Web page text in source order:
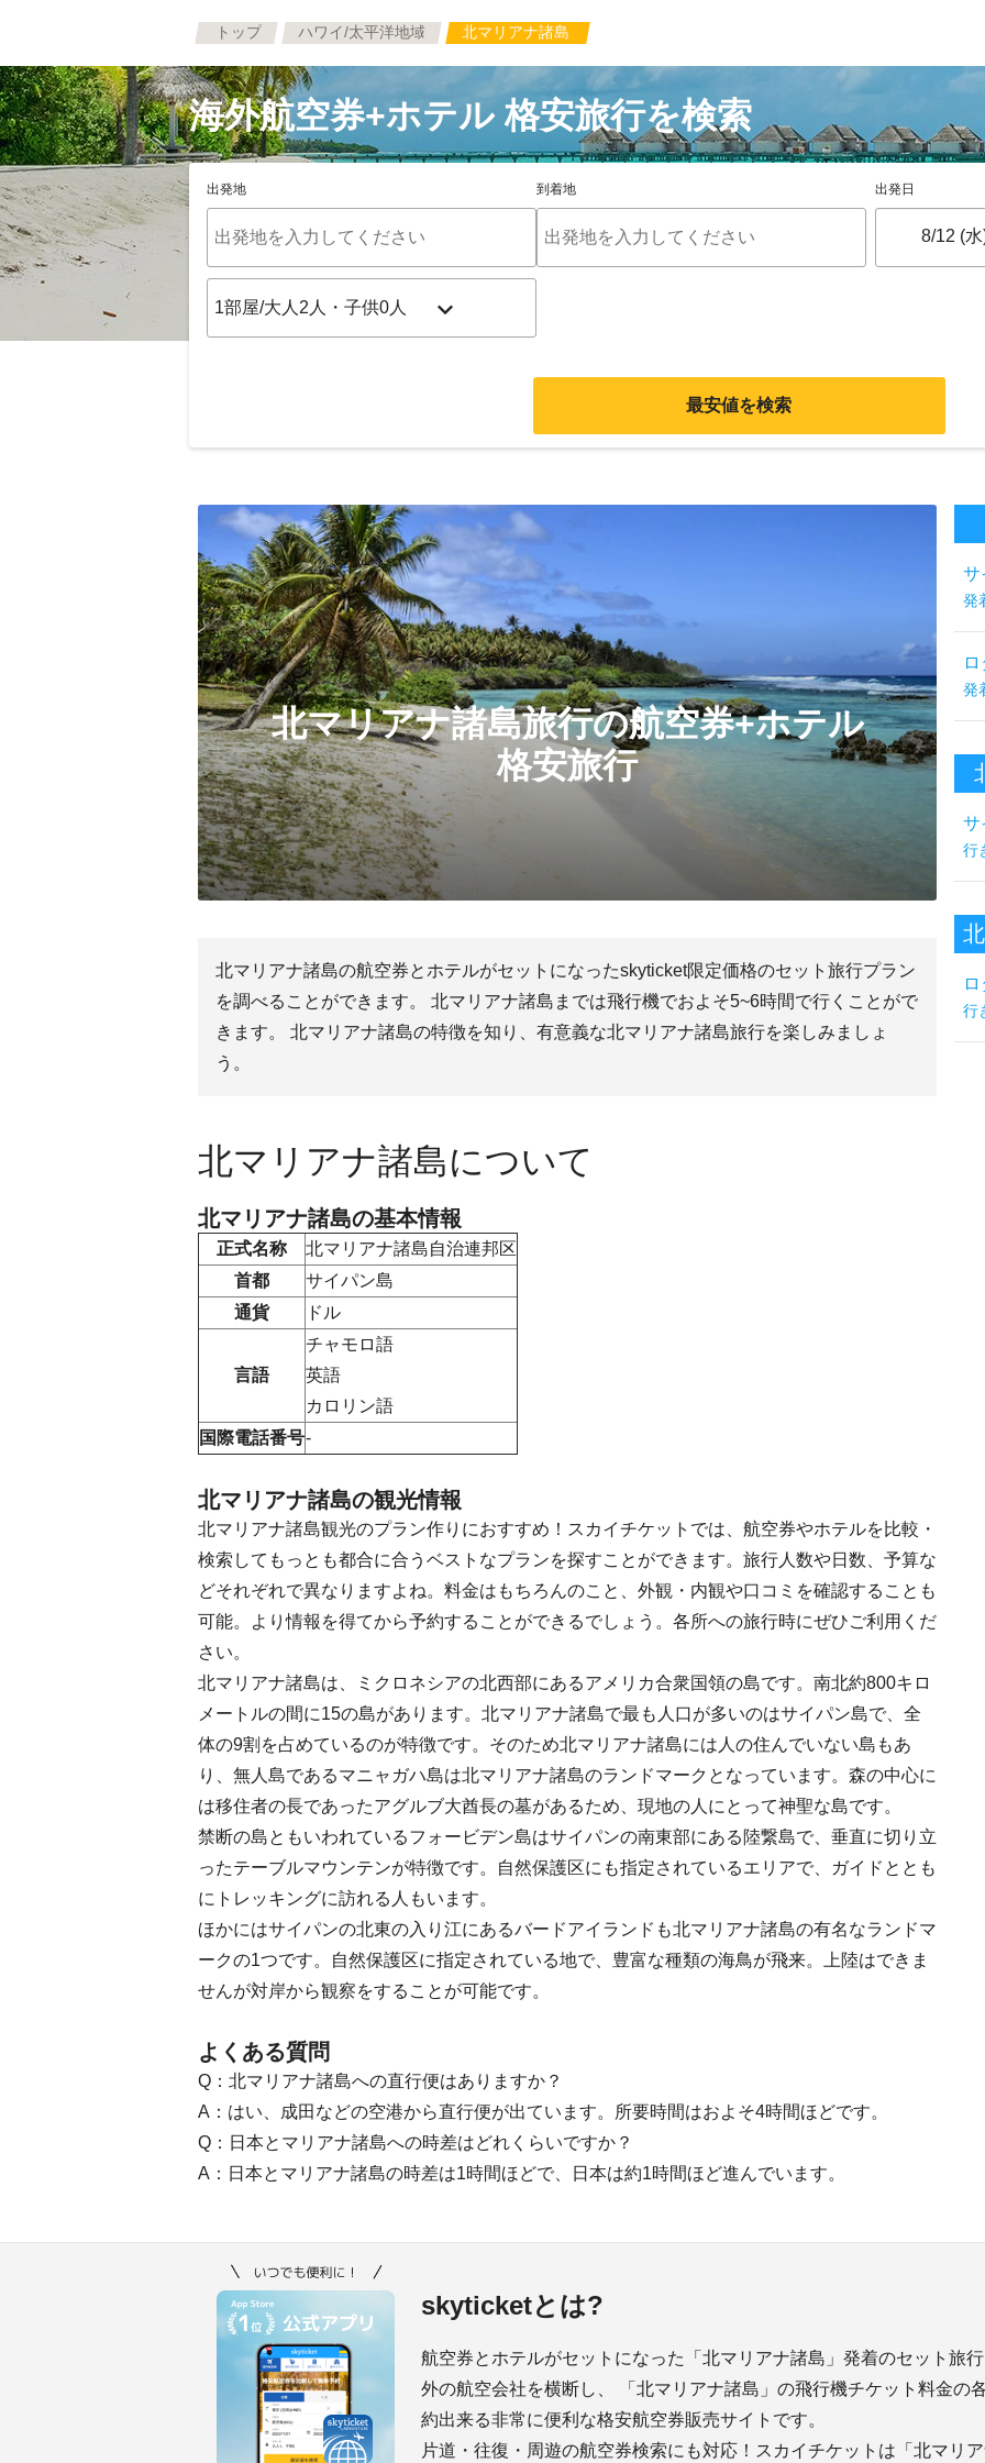
トップ ハワイ/太平洋地域 北マリアナ諸島
海外航空券+ホテル 格安旅行を検索
出発地 到着地 出発日
最安値を検索
北マリアナ諸島旅行の航空券+ホテル
格安旅行
北マリアナ諸島の航空券とホテルがセットになったskyticket限定価格のセット旅行プラン
を調べることができます。 北マリアナ諸島までは飛行機でおよそ5~6時間で行くことがで
きます。 北マリアナ諸島の特徴を知り、有意義な北マリアナ諸島旅行を楽しみましょ
う。
北マリアナ諸島について
北マリアナ諸島の基本情報
正式名称
北マリアナ諸島自治連邦区
首都
サイパン島
通貨
ドル
言語
チャモロ語
英語
カロリン語
国際電話番号‐
北マリアナ諸島の観光情報
北マリアナ諸島観光のプラン作りにおすすめ！スカイチケットでは、航空券やホテルを比較・
検索してもっとも都合に合うベストなプランを探すことができます。旅行人数や日数、予算な
どそれぞれで異なりますよね。料金はもちろんのこと、外観・内観や口コミを確認することも
可能。より情報を得てから予約することができるでしょう。各所への旅行時にぜひご利用くだ
さい。
北マリアナ諸島は、ミクロネシアの北西部にあるアメリカ合衆国領の島です。南北約800キロ
メートルの間に15の島があります。北マリアナ諸島で最も人口が多いのはサイパン島で、全
体の9割を占めているのが特徴です。そのため北マリアナ諸島には人の住んでいない島もあ
り、無人島であるマニャガハ島は北マリアナ諸島のランドマークとなっています。森の中心に
は移住者の長であったアグルブ大酋長の墓があるため、現地の人にとって神聖な島です。
禁断の島ともいわれているフォービデン島はサイパンの南東部にある陸繋島で、垂直に切り立
ったテーブルマウンテンが特徴です。自然保護区にも指定されているエリアで、ガイドととも
にトレッキングに訪れる人もいます。
ほかにはサイパンの北東の入り江にあるバードアイランドも北マリアナ諸島の有名なランドマ
ークの1つです。自然保護区に指定されている地で、豊富な種類の海鳥が飛来。上陸はできま
せんが対岸から観察をすることが可能です。
よくある質問
Q：北マリアナ諸島への直行便はありますか？
A：はい、成田などの空港から直行便が出ています。所要時間はおよそ4時間ほどです。
Q：日本とマリアナ諸島への時差はどれくらいですか？
A：日本とマリアナ諸島の時差は1時間ほどで、日本は約1時間ほど進んでいます。
サ
発
発
サ
行
行
skyticketとは?
航空券とホテルがセットになった「北マリアナ諸島」発着のセット旅
外の航空会社を横断し、 「北マリアナ諸島」の飛行機チケット料金の
約出来る非常に便利な格安航空券販売サイトです。
片道・往復・周遊の航空券検索にも対応！スカイチケットは「北マリ